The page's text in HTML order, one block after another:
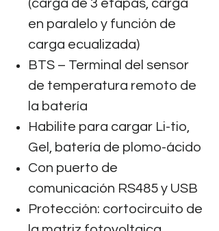
(carga de 3 etapas, carga
en paralelo y función de
carga ecualizada)
BTS – Terminal del sensor
de temperatura remoto de
la batería
Habilite para cargar Li-tio,
Gel, batería de plomo-ácido
Con puerto de
comunicación RS485 y USB
Protección: cortocircuito de